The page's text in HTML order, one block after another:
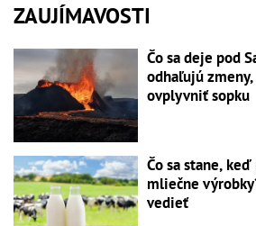
ZAUJÍMAVOSTI
Čo sa deje pod
odhaľujú
ovplyvniť sopku
Čo sa stane,
mliečne
vedieť